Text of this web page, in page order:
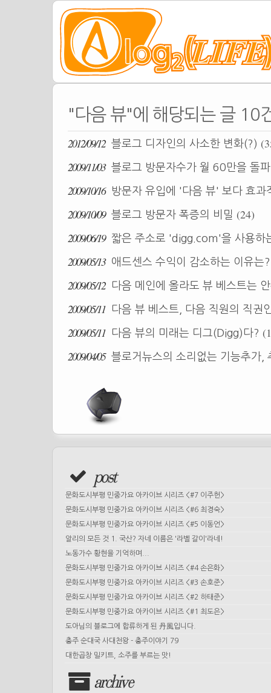
"다음 뷰"에 해당되는 글 10
2012/09/12 블로그 디자인의 사소한 변화(?)
2009/11/03 블로그 방문자수가 월 60만을 돌
2009/10/16 방문자 유입에 '다음 뷰' 보다 효
2009/10/09 블로그 방문자 폭증의 비밀 (24)
2009/06/19
짧은 주소로 'digg.com'을 사용하
2009/05/13 애드센스 수익이 감소하는 이유는
2009/05/12 다음 메인에 올라도 뷰 베스트는
2009/05/11 다음 뷰 베스트, 다음 직원의 직권
2009/05/11 다음 뷰의 미래는 디그(Digg)다?
2009/04/05 블로거뉴스의 소리없는 기능추가,
post
문화도시부평 민중가요 아카이브 시리즈 <#7 이주헌>
문화도시부평 민중가요 아카이브 시리즈 <#6 최경숙>
문화도시부평 민중가요 아카이브 시리즈 <#5 이동언>
알리의 모든 것 1. 국산? 자네 이름은 '라벨 갈이'라네!
노동가수 황현을 기억하며...
문화도시부평 민중가요 아카이브 시리즈 <#4 손은화>
문화도시부평 민중가요 아카이브 시리즈 <#3 손호준>
문화도시부평 민중가요 아카이브 시리즈 <#2 하태준>
문화도시부평 민중가요 아카이브 시리즈 <#1 최도은>
도아님의 블로그에 합류하게 된 丹風입니다.
충주 순대국 사대천왕 - 충주이야기 79
대한곱창 밀키트, 소주를 부르는 맛!
archive